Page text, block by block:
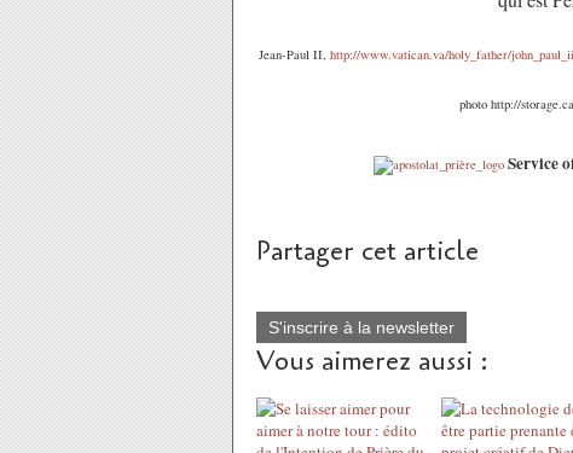
Jean-Paul II, http://www.vatican.va/holy_father/
photo http://
Service
Partager cet article
S'inscrire à la newsletter
Vous aimerez aussi :